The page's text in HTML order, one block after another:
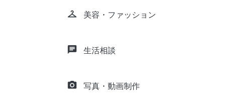
checkroom 美容・ファッション
chat 生活相談
camera_alt 写真・動画制作